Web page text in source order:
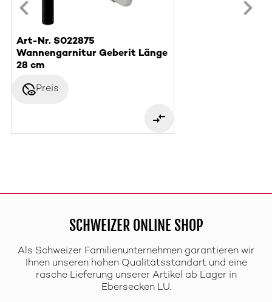
Art-Nr. S022875
Wannengarnitur Geberit Länge
28 cm
disabled_visiblePreis
SCHWEIZER ONLINE SHOP
Als Schweizer Familienunternehmen garantieren wir
Ihnen unseren hohen Qualitätsstandart und eine
rasche Lieferung unserer Artikel ab Lager in
Ebersecken LU.